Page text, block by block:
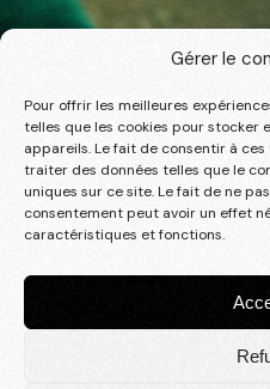
Gérer le
Pour offrir les meilleures
telles que les cookies pour stocker
appareils. Le fait de consentir à
traiter des données telles que le
uniques sur ce site. Le fait de ne
consentement peut avoir un effet
caractéristiques et fonctions.